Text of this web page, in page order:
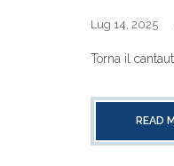
Lug 14, 2025
Torna il
READ